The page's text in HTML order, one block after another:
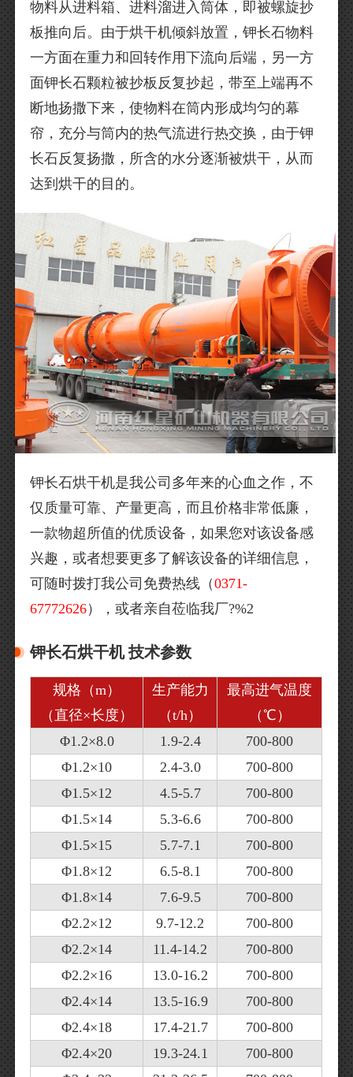
物料从进料箱、进料溜进入筒体，即被螺旋抄
板推向后。由于烘干机倾斜放置，钾长石物料
一方面在重力和回转作用下流向后端，另一方
面钾长石颗粒被抄板反复抄起，带至上端再不
断地扬撒下来，使物料在筒内形成均匀的幕
帘，充分与筒内的热气流进行热交换，由于钾
长石反复扬撒，所含的水分逐渐被烘干，从而
达到烘干的目的。
钾长石烘干机是我公司多年来的心血之作，不
仅质量可靠、产量更高，而且价格非常低廉，
一款物超所值的优质设备，如果您对该设备感
兴趣，或者想要更多了解该设备的详细信息，
可随时拨打我公司免费热线（0371-
67772626），或者亲自莅临我厂?%2
钾长石烘干机 技术参数
规格（m）
（直径×长度）
生产能力
（t/h）
最高进气温度
（℃）
Φ1.2×8.0
1.9-2.4
700-800
Φ1.2×10
2.4-3.0
700-800
Φ1.5×12
4.5-5.7
700-800
Φ1.5×14
5.3-6.6
700-800
Φ1.5×15
5.7-7.1
700-800
Φ1.8×12
6.5-8.1
700-800
Φ1.8×14
7.6-9.5
700-800
Φ2.2×12
9.7-12.2
700-800
Φ2.2×14
11.4-14.2
700-800
Φ2.2×16
13.0-16.2
700-800
Φ2.4×14
13.5-16.9
700-800
Φ2.4×18
17.4-21.7
700-800
Φ2.4×20
19.3-24.1
700-800